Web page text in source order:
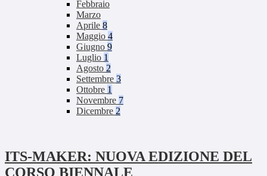
Febbraio
Marzo
Aprile 8
Maggio 4
Giugno 9
Luglio 1
Agosto 2
Settembre 3
Ottobre 1
Novembre 7
Dicembre 2
ITS-MAKER: NUOVA EDIZIONE DEL
CORSO BIENNALE